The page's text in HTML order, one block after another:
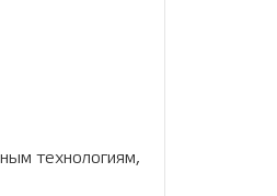
технологиям,